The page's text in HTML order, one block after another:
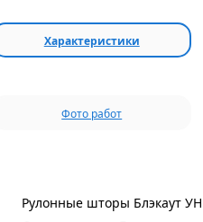
Характеристики
Фото работ
Рулонные шторы Блэкаут